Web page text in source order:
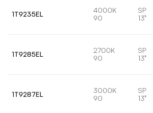
1T9235EL
4000K
90
SP
13°
1T9285EL
2700K
90
SP
13°
1T9287EL
3000K
90
SP
13°